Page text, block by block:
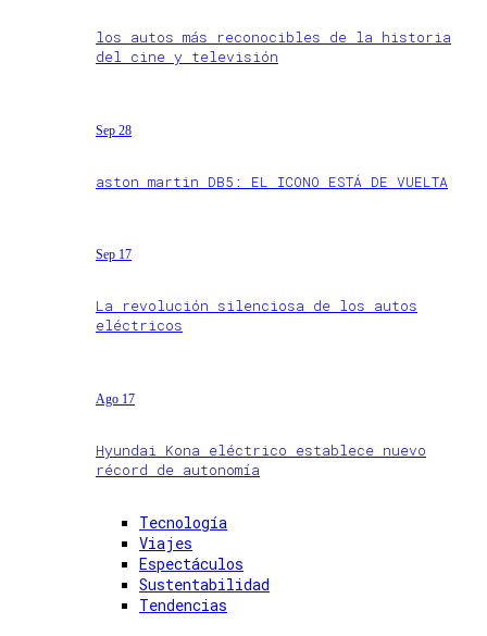
los autos más reconocibles de la historia
del cine y televisión
Sep 28
aston martin DB5: EL ICONO ESTÁ DE VUELTA
Sep 17
La revolución silenciosa de los autos
eléctricos
Ago 17
Hyundai Kona eléctrico establece nuevo
récord de autonomía
Tecnología
Viajes
Espectáculos
Sustentabilidad
Tendencias